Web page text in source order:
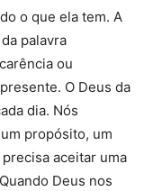
o que ela tem. A
palavra
ou
O Deus da
dia. Nós
propósito, um
aceitar uma
Deus nos